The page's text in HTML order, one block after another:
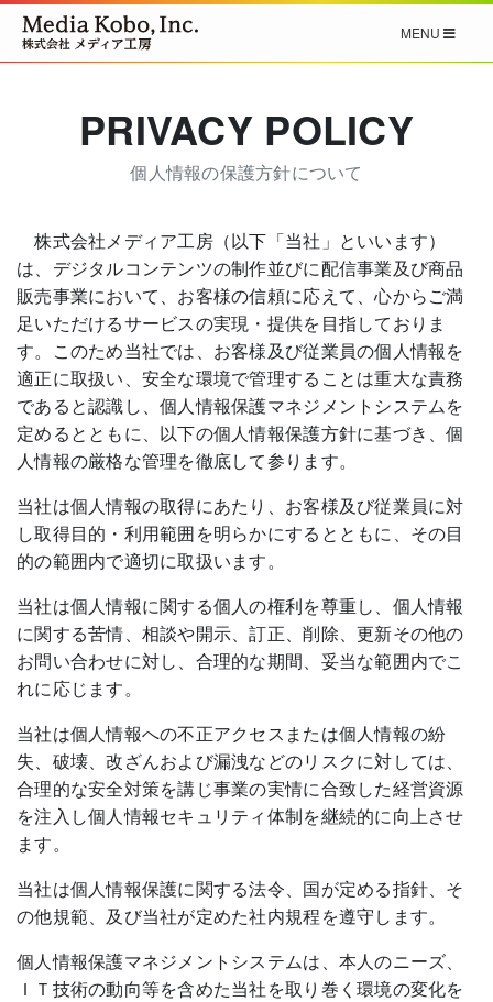
MENU
PRIVACY POLICY
個人情報の保護方針について
株式会社メディア工房（以下「当社」といいます）
は、デジタルコンテンツの制作並びに配信事業及び商品
販売事業において、お客様の信頼に応えて、心からご満
足いただけるサービスの実現・提供を目指しておりま
す。このため当社では、お客様及び従業員の個人情報を
適正に取扱い、安全な環境で管理することは重大な責務
であると認識し、個人情報保護マネジメントシステムを
定めるとともに、以下の個人情報保護方針に基づき、個
人情報の厳格な管理を徹底して参ります。
当社は個人情報の取得にあたり、お客様及び従業員に対
し取得目的・利用範囲を明らかにするとともに、その目
的の範囲内で適切に取扱います。
当社は個人情報に関する個人の権利を尊重し、個人情報
に関する苦情、相談や開示、訂正、削除、更新その他の
お問い合わせに対し、合理的な期間、妥当な範囲内でこ
れに応じます。
当社は個人情報への不正アクセスまたは個人情報の紛
失、破壊、改ざんおよび漏洩などのリスクに対しては、
合理的な安全対策を講じ事業の実情に合致した経営資源
を注入し個人情報セキュリティ体制を継続的に向上させ
ます。
当社は個人情報保護に関する法令、国が定める指針、そ
の他規範、及び当社が定めた社内規程を遵守します。
個人情報保護マネジメントシステムは、本人のニーズ、
ＩＴ技術の動向等を含めた当社を取り巻く環境の変化を